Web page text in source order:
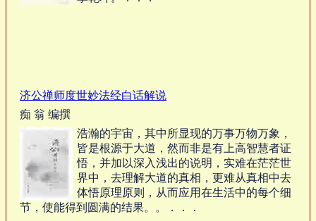
济公禅师度世妙法经白话解说
痴 翁 编撰
浩瀚的宇宙，其中所显现的万事万物万象，
皆是根源于大道，然而非是有上高智慧者证
悟，并加以深入浅出的说明，实难在茫茫世
界中，去理解大道的真相，更难从真相中去
体悟原理原则，从而应用在生活中的每个细
节，使能得到圆满的结果。。．．．